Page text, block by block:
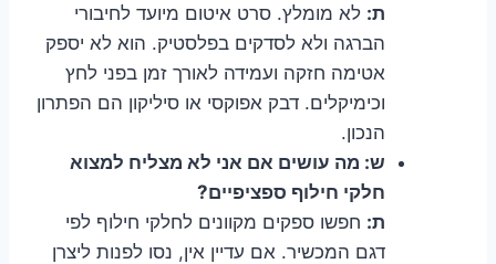
ת: לא מומלץ. סרט איטום מיועד לחיבורי
הברגה ולא לסדקים בפלסטיק. הוא לא יספק
אטימה חזקה ועמידה לאורך זמן בפני לחץ
וכימיקלים. דבק אפוקסי או סיליקון הם הפתרון
הנכון.
ש: מה עושים אם אני לא מצליח למצוא
חלקי חילוף ספציפיים?
ת: חפשו ספקים מקוונים לחלקי חילוף לפי
דגם המכשיר. אם עדיין אין, נסו לפנות ליצרן